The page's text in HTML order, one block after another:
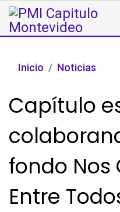
Inicio Noticias
Capítulo
fondo Nos
Entre